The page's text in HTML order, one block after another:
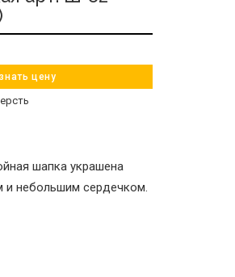
цену
шапка украшена
и небольшим сердечком.